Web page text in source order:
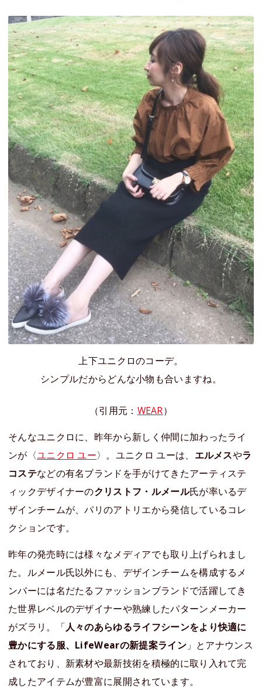
上下ユニクロのコーデ。
シンプルだからどんな小物も合いますね。
（引用元： WEAR）
そんなユニクロに、昨年から新しく仲間に加わったライ
ンが〈ユニクロ ユー〉。ユニクロ ユーは、 エルメスやラ
コステなどの有名ブランドを手がけてきたアーティステ
ィックデザイナーのクリストフ・ルメール氏が率いるデ
ザインチームが、パリのアトリエから発信しているコレ
クションです。
昨年の発売時には様々なメディアでも取り上げられまし
た。ルメール氏以外にも、デザインチームを構成するメ
ンバーには名だたるファッションブランドで活躍してき
た世界レベルのデザイナーや熟練したパターンメーカー
がズラリ。「人々のあらゆるライフシーンをより快適に
豊かにする服、LifeWearの新提案ライン」とアナウンス
されており、新素材や最新技術を積極的に取り入れて完
成したアイテムが豊富に展開されています。